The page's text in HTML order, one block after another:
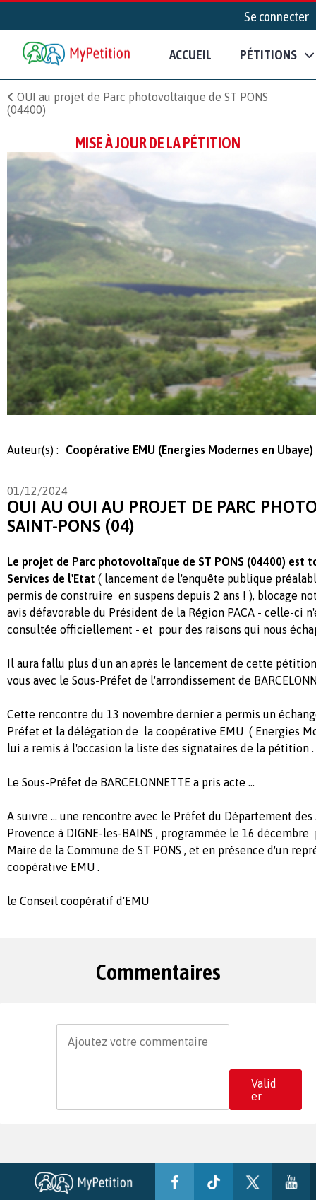
Se connecter
ACCUEIL PÉTITIONS
OUI au projet de Parc photovoltaïque de ST PONS
(04400)
MISE À JOUR DE LA PÉTITION
Auteur(s) : Coopérative EMU (Energies Modernes en Ubaye)
01/12/2024
OUI AU OUI AU PROJET DE PARC
SAINT-PONS (04)
Le projet de Parc photovoltaïque de ST PONS (04400) est
Services de l'Etat ( lancement de l'enquête publique
permis de construire en suspens depuis 2 ans ! ), blocage
avis défavorable du Président de la Région PACA - celle-ci
consultée officiellement - et pour des raisons qui nous
Il aura fallu plus d'un an après le lancement de cette
vous avec le Sous-Préfet de l'arrondissement de
Cette rencontre du 13 novembre dernier a permis un
Préfet et la délégation de la coopérative EMU ( Energies
lui a remis à l'occasion la liste des signataires de la pétition .
Le Sous-Préfet de BARCELONNETTE a pris acte ...
A suivre ... une rencontre avec le Préfet du Département
Provence à DIGNE-les-BAINS , programmée le 16
Maire de la Commune de ST PONS , et en présence d'un
coopérative EMU .
le Conseil coopératif d'EMU
Commentaires
Valid
er